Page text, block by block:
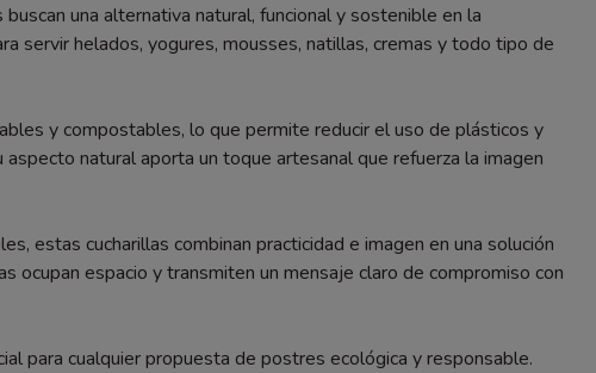
una alternativa natural, funcional y sostenible en la
servir helados, yogures, mousses, natillas, cremas y todo tipo de
y compostables, lo que permite reducir el uso de plásticos y
natural aporta un toque artesanal que refuerza la imagen
estas cucharillas combinan practicidad e imagen en una solución
ocupan espacio y transmiten un mensaje claro de compromiso con
para cualquier propuesta de postres ecológica y responsable.